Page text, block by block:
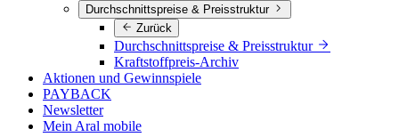
Durchschnittspreise & Preisstruktur
Zurück
Durchschnittspreise & Preisstruktur
Kraftstoffpreis-Archiv
Aktionen und Gewinnspiele
PAYBACK
Newsletter
Mein Aral mobile